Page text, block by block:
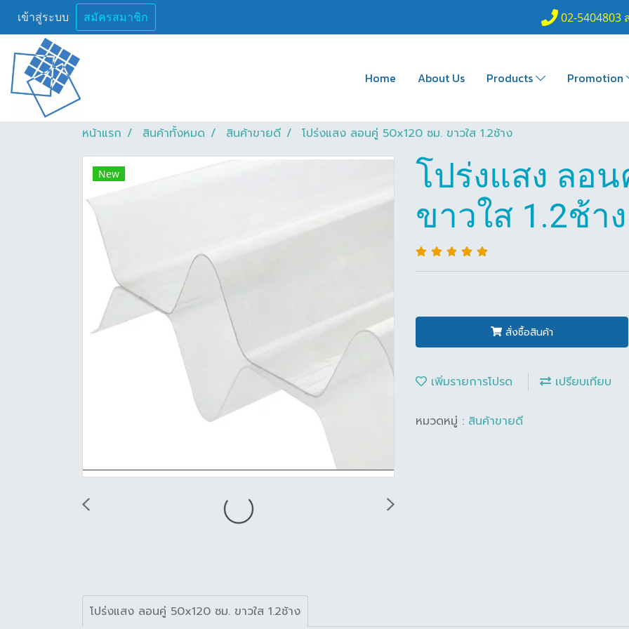
เข้าสู่ระบบ สมัครสมาชิก 02-5404803
Home About Us Products Promotion
หน้าแรก สินค้าทั้งหมด สินค้าขายดี โปร่งแสง ลอนคู่ 50x120 ซม. ขาวใส 1.2ช้าง
New
โปร่งแสง ลอ
ขาวใส 1.2ช้าง
สั่งซื้อสินค้า
เพิ่มรายการโปรด เปรียบเทียบ
หมวดหมู่ : สินค้าขายดี
โปร่งแสง ลอนคู่ 50x120 ซม. ขาวใส 1.2ช้าง